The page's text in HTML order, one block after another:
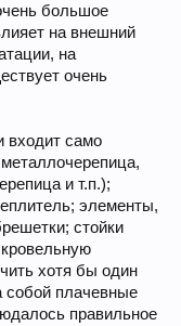
большое
на внешний
на
очень
входит само
и т.п.);
элементы,
стойки
хотя бы один
собой плачевные
правильное